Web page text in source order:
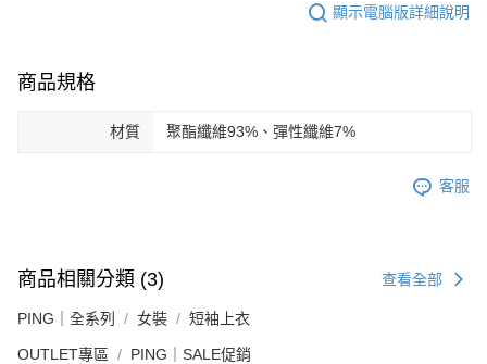
顯示電腦版詳細說明
商品規格
材質 聚酯纖維93%、彈性纖維7%
客服
商品相關分類 (3) 查看全部
PING｜全系列 女裝 短袖上衣
OUTLET專區 PING｜SALE促銷